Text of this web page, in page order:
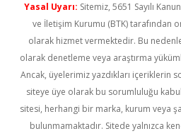
Yasal Uyarı: Sitemiz, 5651 Sayılı
ve İletişim Kurumu (BTK) tarafından
olarak hizmet vermektedir. Bu
olarak denetleme veya araştırma
Ancak, üyelerimiz yazdıkları içeriklerin
siteye üye olarak bu sorumluluğu
sitesi, herhangi bir marka, kurum veya
bulunmamaktadır. Sitede yalnızca